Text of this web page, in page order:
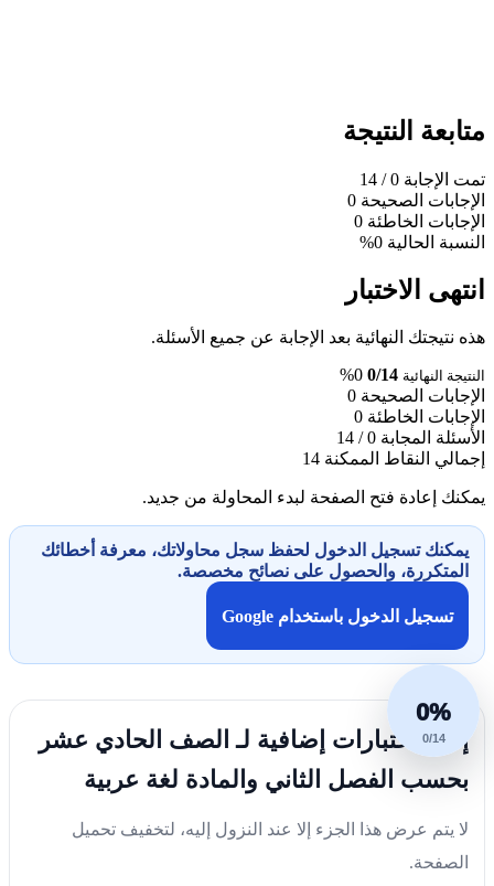
متابعة النتيجة
تمت الإجابة 0
/ 14
الإجابات الصحيحة 0
الإجابات الخاطئة 0
النسبة الحالية 0%
انتهى الاختبار
هذه نتيجتك النهائية بعد الإجابة عن جميع الأسئلة.
النتيجة النهائية 0/14
0%
الإجابات الصحيحة 0
الإجابات الخاطئة 0
الأسئلة المجابة 0 / 14
إجمالي النقاط الممكنة 14
يمكنك إعادة فتح الصفحة لبدء المحاولة من جديد.
يمكنك تسجيل الدخول لحفظ سجل محاولاتك، معرفة أخطائك
المتكررة، والحصول على نصائح مخصصة.
تسجيل الدخول باستخدام Google
0%
0/14
إليك اختبارات إضافية لـ الصف الحادي عشر
بحسب الفصل الثاني والمادة لغة عربية
لا يتم عرض هذا الجزء إلا عند النزول إليه، لتخفيف تحميل
الصفحة.